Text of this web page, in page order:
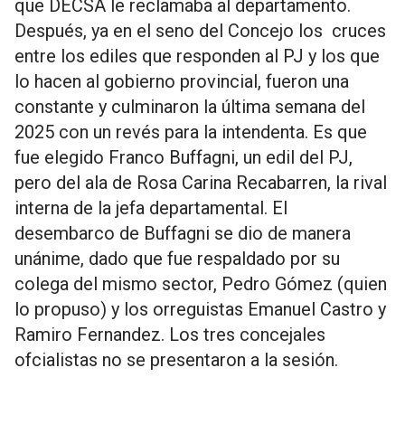
que DECSA le reclamaba al departamento.
Después, ya en el seno del Concejo los cruces
entre los ediles que responden al PJ y los que
lo hacen al gobierno provincial, fueron una
constante y culminaron la última semana del
2025 con un revés para la intendenta. Es que
fue elegido Franco Buffagni, un edil del PJ,
pero del ala de Rosa Carina Recabarren, la rival
interna de la jefa departamental. El
desembarco de Buffagni se dio de manera
unánime, dado que fue respaldado por su
colega del mismo sector, Pedro Gómez (quien
lo propuso) y los orreguistas Emanuel Castro y
Ramiro Fernandez. Los tres concejales
ofcialistas no se presentaron a la sesión.